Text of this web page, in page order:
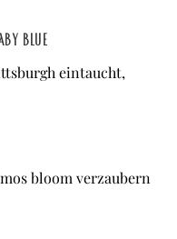
Blue
eintaucht,
bloom verzaubern